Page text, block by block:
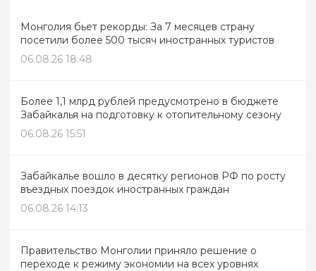
Монголия бьет рекорды: За 7 месяцев страну
посетили более 500 тысяч иностранных туристов
06.08.26 18:48
Более 1,1 млрд рублей предусмотрено в бюджете
Забайкалья на подготовку к отопительному сезону
06.08.26 15:51
Забайкалье вошло в десятку регионов РФ по росту
въездных поездок иностранных граждан
06.08.26 14:13
Правительство Монголии приняло решение о
переходе к режиму экономии на всех уровнях